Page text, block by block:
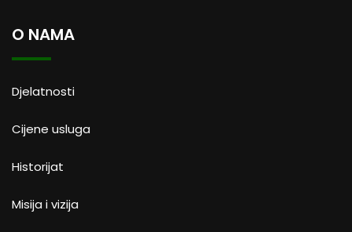
O NAMA
Djelatnosti
Cijene usluga
Historijat
Misija i vizija